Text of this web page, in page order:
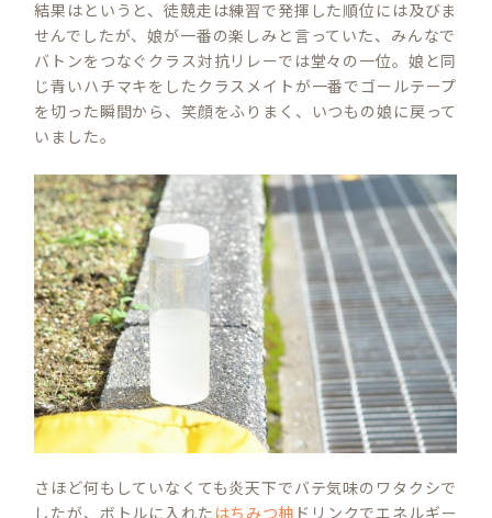
結果はというと、徒競走は練習で発揮した順位には及びま
せんでしたが、娘が一番の楽しみと言っていた、みんなで
バトンをつなぐクラス対抗リレーでは堂々の一位。娘と同
じ青いハチマキをしたクラスメイトが一番でゴールテープ
を切った瞬間から、笑顔をふりまく、いつもの娘に戻って
いました。
さほど何もしていなくても炎天下でバテ気味のワタクシで
したが、ボトルに入れた はちみつ柚 ドリンクでエネルギー